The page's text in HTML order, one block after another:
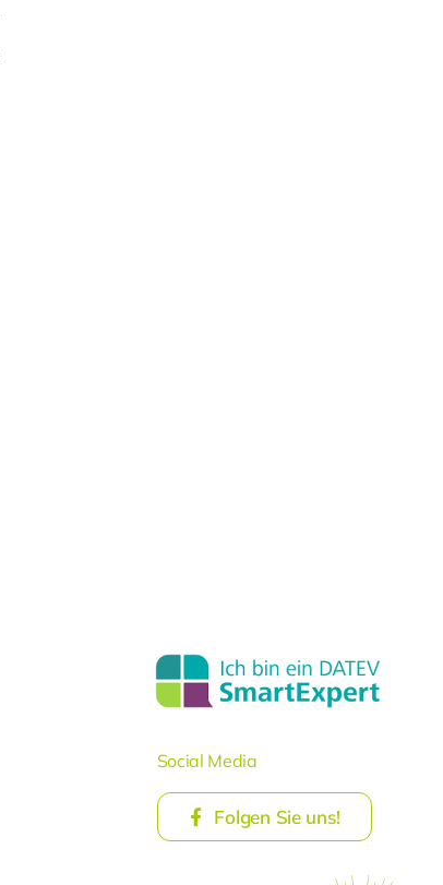
Social Media
Folgen Sie uns!